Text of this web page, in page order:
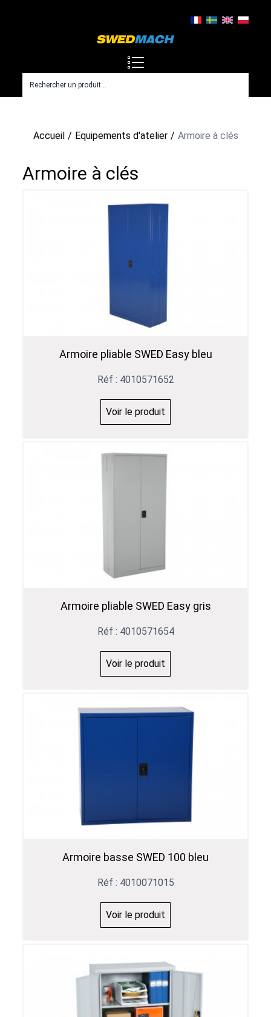
Accueil Equipements d'atelier Armoire à clés
Armoire à clés
Armoire pliable SWED Easy bleu
Réf : 4010571652
Voir le produit
Armoire pliable SWED Easy gris
Réf : 4010571654
Voir le produit
Armoire basse SWED 100 bleu
Réf : 4010071015
Voir le produit